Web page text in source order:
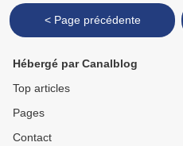
< Page précédente
Hébergé par Canalblog
Top articles
Pages
Contact